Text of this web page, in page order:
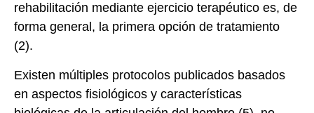
rehabilitación mediante ejercicio terapéutico es, de
forma general, la primera opción de tratamiento
(2).
Existen múltiples protocolos publicados basados
en aspectos fisiológicos y características